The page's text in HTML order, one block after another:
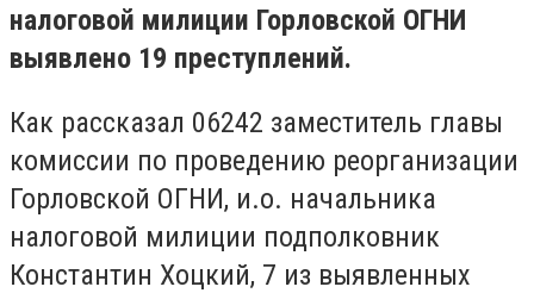
налоговой милиции Горловской ОГНИ
выявлено 19 преступлений.
Как рассказал 06242 заместитель главы
комиссии по проведению реорганизации
Горловской ОГНИ, и.о. начальника
налоговой милиции подполковник
Константин Хоцкий, 7 из выявленных